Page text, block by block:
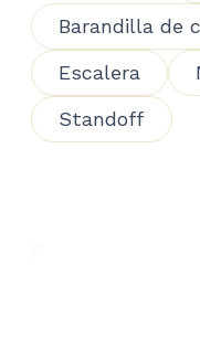
Barandilla de
Escalera
Standoff